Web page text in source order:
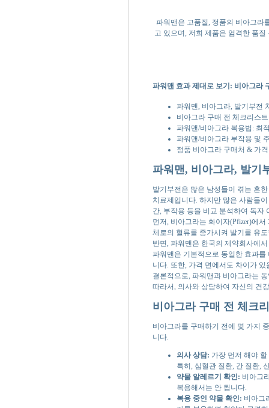
파워맨은 고품질, 정품의 비아그라
고 있으며, 저희 제품은 엄격한 품
파워맨 효과 제대로 보기: 비아그라
파워맨, 비아그라, 발기부전
비아그라 구매 전 체크리스
파워맨/비아그라 복용법: 최
파워맨/비아그라 부작용 및
정품 비아그라 구매처 & 가
파워맨, 비아그라, 발기
발기부전은 많은 남성들이 겪는 흔
치료제입니다. 하지만 많은 사람들
간, 부작용 등을 비교 분석하여 독자
먼저, 비아그라는 화이자(Pfizer)에
체로의 혈류를 증가시켜 발기를 유
반면, 파워맨은 한국의 제약회사에
파워맨은 기본적으로 동일한 효과
니다. 또한, 가격 면에서도 차이가
결론적으로, 파워맨과 비아그라는
따라서, 의사와 상담하여 자신의 건
비아그라 구매 전 체크
비아그라를 구매하기 전에 몇 가지
니다.
의사 상담: 가장 먼저 해야
특히, 심혈관 질환, 간 질환,
약물 알레르기 확인: 비아그
복용해서는 안 됩니다.
복용 중인 약물 확인: 비아그